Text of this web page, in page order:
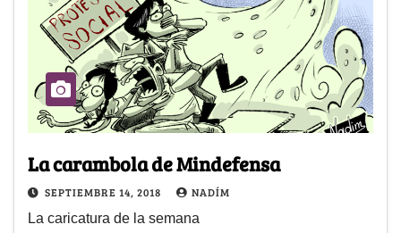
La carambola de Mindefensa
SEPTIEMBRE 14, 2018 NADÍM
La caricatura de la semana